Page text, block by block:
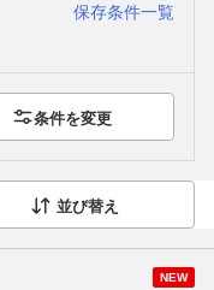
保存条件一覧
条件を変更
並び替え
NEW